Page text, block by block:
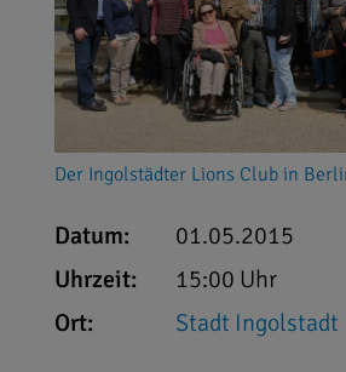
Der Ingolstädter Lions Club in
Datum:
01.05.2015
Uhrzeit:
15:00 Uhr
Ort:
Stadt Ingolstadt